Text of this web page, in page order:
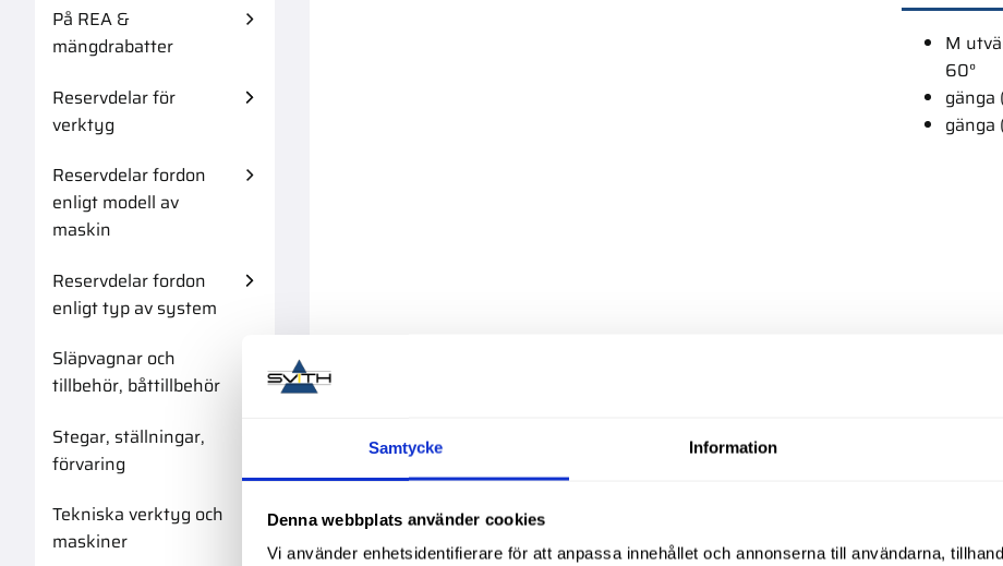
Samtycke Information
Denna webbplats använder cookies
Vi använder enhetsidentifierare för att anpassa innehållet och annonserna till användarna,
M
60°
gänga
gänga
På REA &
mängdrabatter
Reservdelar för
verktyg
Reservdelar fordon
enligt modell av
maskin
Reservdelar fordon
enligt typ av system
Släpvagnar och
tillbehör, båttillbehör
Stegar, ställningar,
förvaring
Tekniska verktyg och
maskiner